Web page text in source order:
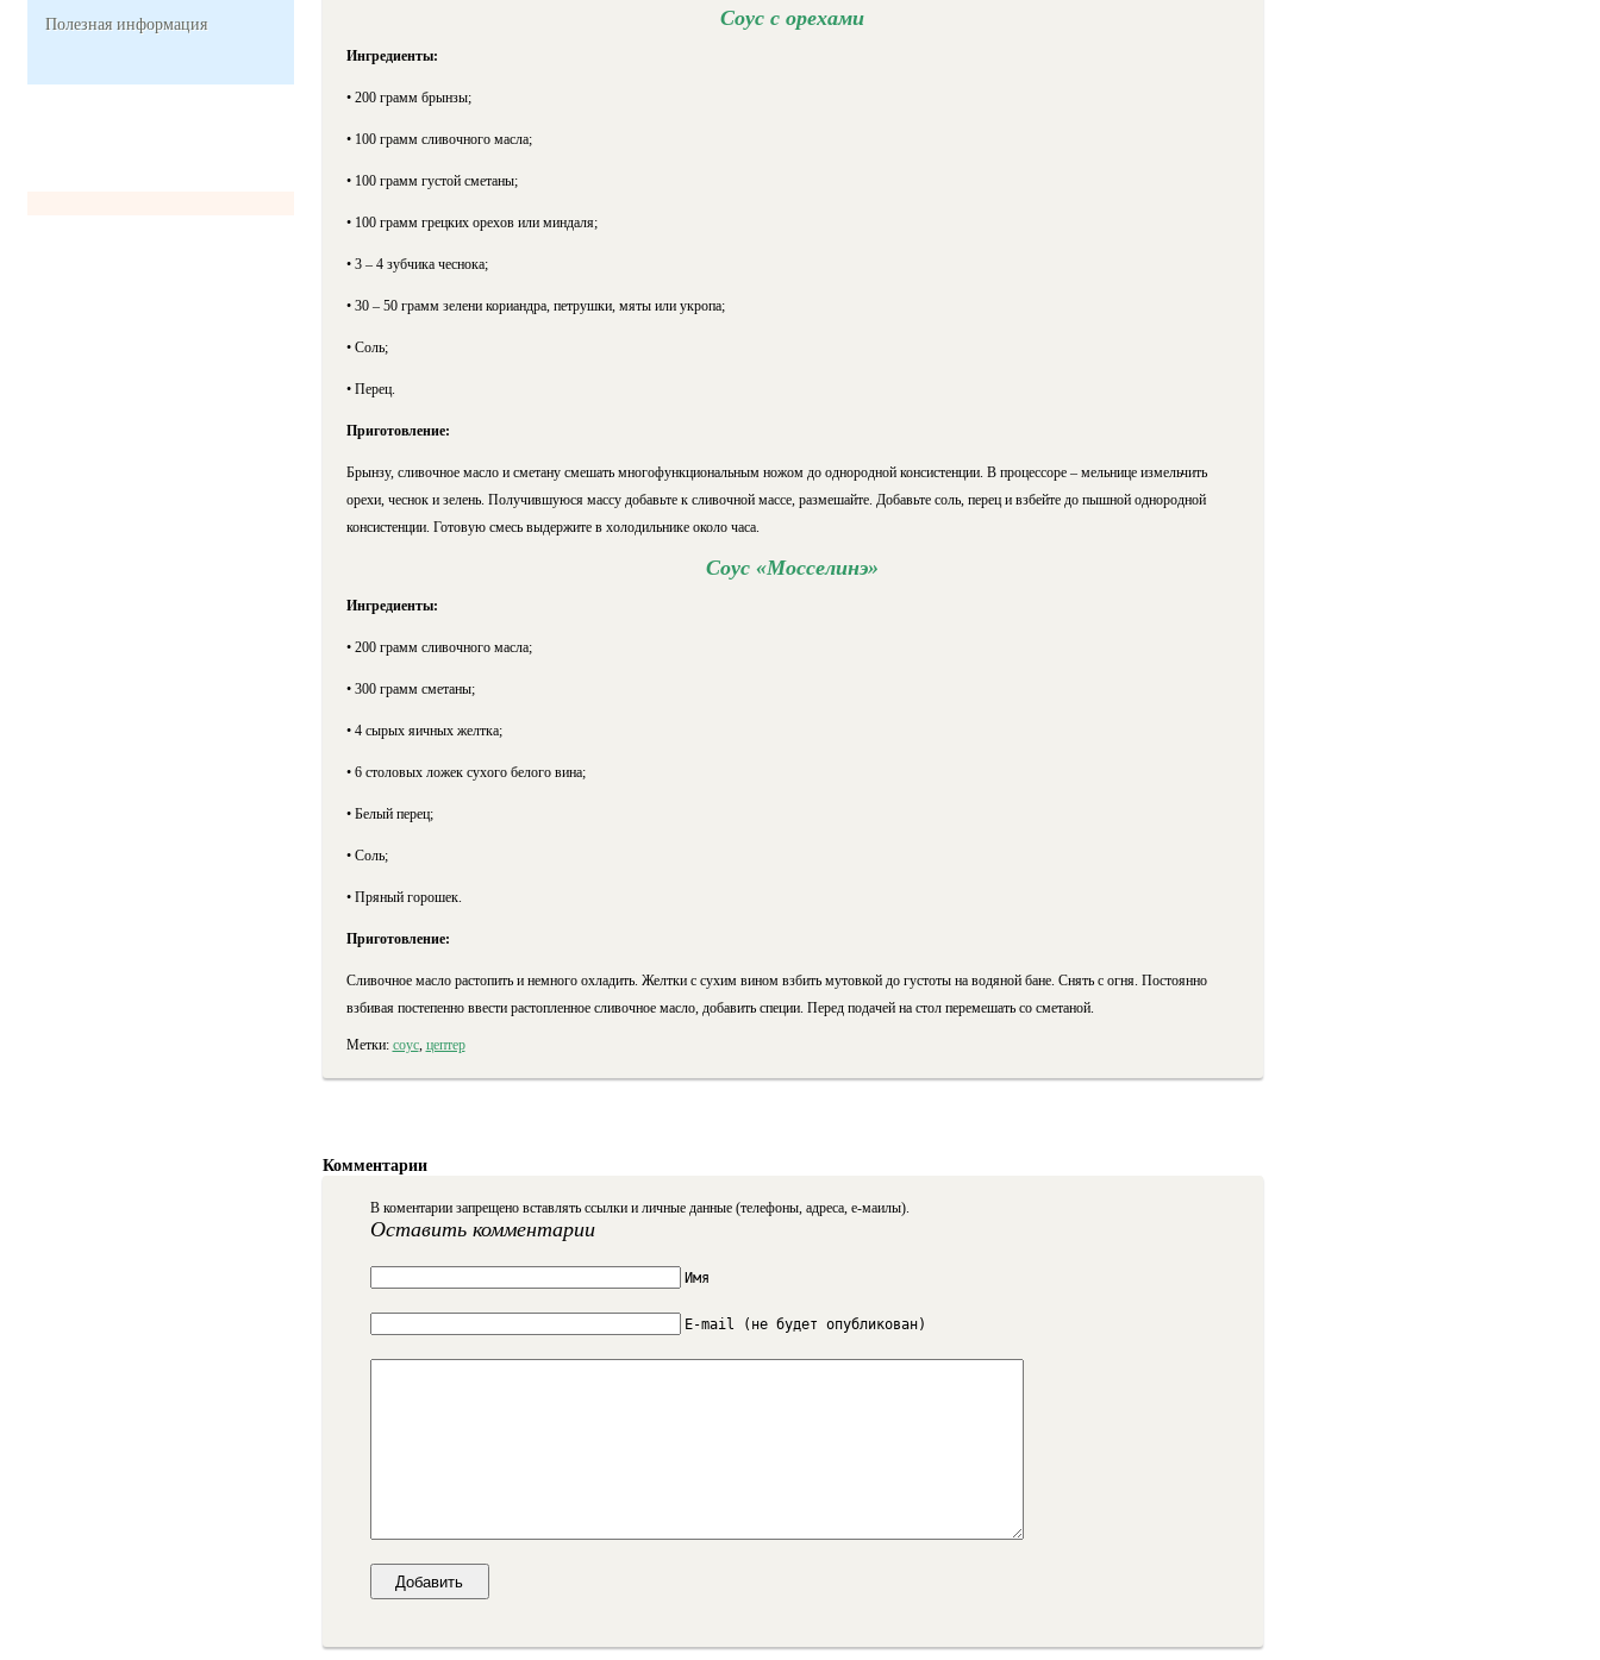
Полезная информация
Соус с орехами
Ингредиенты:
• 200 грамм брынзы;
• 100 грамм сливочного масла;
• 100 грамм густой сметаны;
• 100 грамм грецких орехов или миндаля;
• 3 – 4 зубчика чеснока;
• 30 – 50 грамм зелени кориандра, петрушки, мяты или укропа;
• Соль;
• Перец.
Приготовление:
Брынзу, сливочное масло и сметану смешать многофункциональным ножом до однородной консистенции. В процессоре – мельнице измельчить
орехи, чеснок и зелень. Получившуюся массу добавьте к сливочной массе, размешайте. Добавьте соль, перец и взбейте до пышной однородной
консистенции. Готовую смесь выдержите в холодильнике около часа.
Соус «Мосселинэ»
Ингредиенты:
• 200 грамм сливочного масла;
• 300 грамм сметаны;
• 4 сырых яичных желтка;
• 6 столовых ложек сухого белого вина;
• Белый перец;
• Соль;
• Пряный горошек.
Приготовление:
Сливочное масло растопить и немного охладить. Желтки с сухим вином взбить мутовкой до густоты на водяной бане. Снять с огня. Постоянно
взбивая постепенно ввести растопленное сливочное масло, добавить специи. Перед подачей на стол перемешать со сметаной.
Метки: соус, цептер
Комментарии
В коментарии запрещено вставлять ссылки и личные данные (телефоны, адреса, е-маилы).
Оставить комментарии
Имя
E-mail (не будет опубликован)